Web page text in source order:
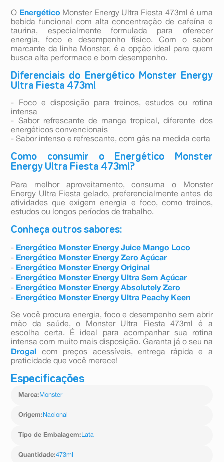
O Energético Monster Energy Ultra Fiesta 473ml é uma
bebida funcional com alta concentração de cafeína e
taurina, especialmente formulada para oferecer
energia, foco e desempenho físico. Com o sabor
marcante da linha Monster, é a opção ideal para quem
busca alta performace e bom desempenho.
Diferenciais do Energético Monster Energy
Ultra Fiesta 473ml
- Foco e disposição para treinos, estudos ou rotina
intensa
- Sabor refrescante de manga tropical, diferente dos
energéticos convencionais
- Sabor intenso e refrescante, com gás na medida certa
Como consumir o Energético Monster
Energy Ultra Fiesta 473ml?
Para melhor aproveitamento, consuma o Monster
Energy Ultra Fiesta gelado, preferencialmente antes de
atividades que exigem energia e foco, como treinos,
estudos ou longos períodos de trabalho.
Conheça outros sabores:
- Energético Monster Energy Juice Mango Loco
- Energético Monster Energy Zero Açúcar
- Energético Monster Energy Original
- Energético Monster Energy Ultra Sem Açúcar
- Energético Monster Energy Absolutely Zero
- Energético Monster Energy Ultra Peachy Keen
Se você procura energia, foco e desempenho sem abrir
mão da saúde, o Monster Ultra Fiesta 473ml é a
escolha certa. É ideal para acompanhar sua rotina
intensa com muito mais disposição. Garanta já o seu na
Drogal
com preços acessíveis, entrega rápida e a
praticidade que você merece!
Especificações
Marca: Monster
Origem: Nacional
Tipo de Embalagem: Lata
Quantidade:473ml